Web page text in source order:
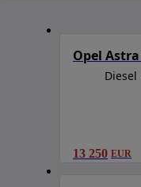
Opel
Diesel
13 250 EUR